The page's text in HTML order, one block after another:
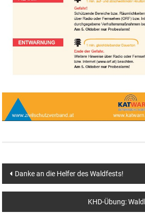
Beitragsnavigation
Danke an die Helfer des Waldfests!
KHD-Übung: